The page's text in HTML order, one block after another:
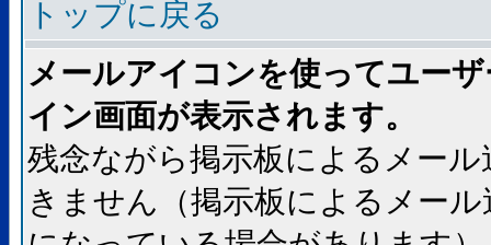
トップに戻る
メールアイコンを使ってユー
イン画面が表示されます。
残念ながら掲示板によるメー
きません（掲示板によるメー